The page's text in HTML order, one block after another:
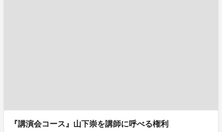
『講演会コース』山下崇を講師に呼べる権利